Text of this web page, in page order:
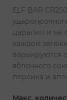
ELF BAR
царапин и не
каждой
варьируются
яблочного
персика и
Макс.